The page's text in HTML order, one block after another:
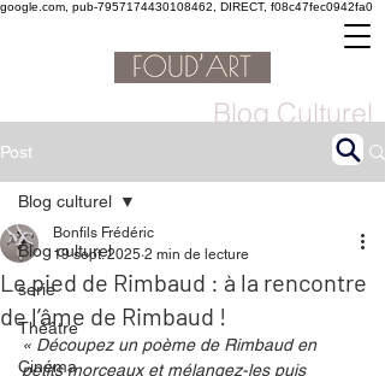
google.com, pub-7957174430108462, DIRECT, f08c47fec0942fa0
Blog Culturel
Post
Blog culturel
serie
Théâtre
Cinéma
Blog culturel
Le pied de Rimbaud : à la rencontre
de l’âme de Rimbaud !
Bonfils Frédéric
19 sept. 2025 2 min de lecture
« Découpez un poème de Rimbaud en
petits morceaux et mélangez-les puis